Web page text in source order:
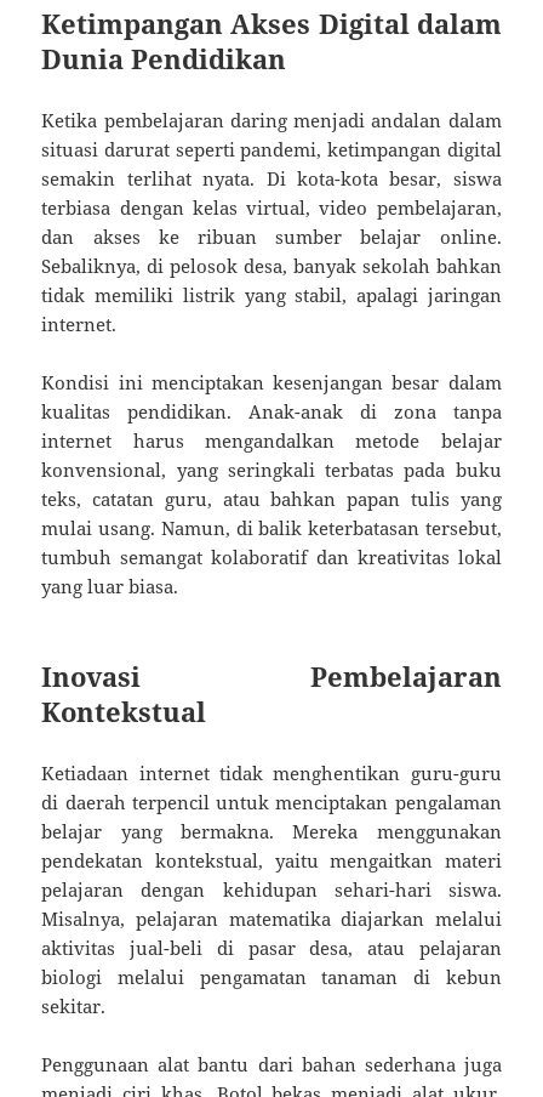
Ketimpangan Akses Digital dalam
Dunia Pendidikan
Ketika pembelajaran daring menjadi andalan dalam
situasi darurat seperti pandemi, ketimpangan digital
semakin terlihat nyata. Di kota-kota besar, siswa
terbiasa dengan kelas virtual, video pembelajaran,
dan akses ke ribuan sumber belajar online.
Sebaliknya, di pelosok desa, banyak sekolah bahkan
tidak memiliki listrik yang stabil, apalagi jaringan
internet.
Kondisi ini menciptakan kesenjangan besar dalam
kualitas pendidikan. Anak-anak di zona tanpa
internet harus mengandalkan metode belajar
konvensional, yang seringkali terbatas pada buku
teks, catatan guru, atau bahkan papan tulis yang
mulai usang. Namun, di balik keterbatasan tersebut,
tumbuh semangat kolaboratif dan kreativitas lokal
yang luar biasa.
Inovasi Pembelajaran
Kontekstual
Ketiadaan internet tidak menghentikan guru-guru
di daerah terpencil untuk menciptakan pengalaman
belajar yang bermakna. Mereka menggunakan
pendekatan kontekstual, yaitu mengaitkan materi
pelajaran dengan kehidupan sehari-hari siswa.
Misalnya, pelajaran matematika diajarkan melalui
aktivitas jual-beli di pasar desa, atau pelajaran
biologi melalui pengamatan tanaman di kebun
sekitar.
Penggunaan alat bantu dari bahan sederhana juga